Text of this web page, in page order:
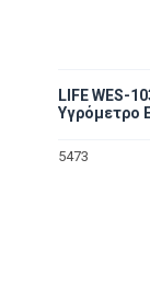
LIFE WES-
Υγρόμετρο
5473